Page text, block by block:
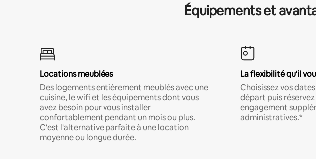
Équipements et
Locations meublées
Des logements entièrement meublés avec une
cuisine, le wifi et les équipements dont vous
avez besoin pour vous installer
confortablement pendant un mois ou plus.
C'est l'alternative parfaite à une location
moyenne ou longue durée.
La flexibilité qu'il
Choisissez vos
départ puis
engagement
administratives.*